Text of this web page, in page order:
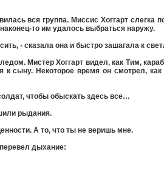
вся группа. Миссис Хоггарт
то им удалось выбраться наружу.
- сказала она и быстро зашагала к
Мистер Хоггарт видел, как Тим,
к сыну. Некоторое время он смотрел,
чтобы обыскать здесь все…
рыдания.
А то, что ты не веришь мне.
дыхание: